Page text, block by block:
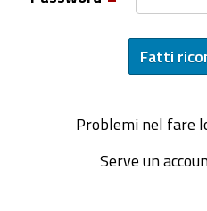
Problemi nel fare
Serve un